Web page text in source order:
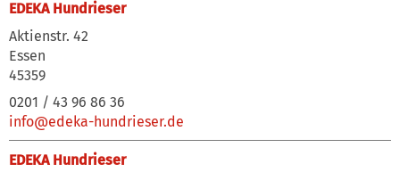
EDEKA Hundrieser
Aktienstr. 42
Essen
45359
0201 / 43 96 86 36
info@edeka-hundrieser.de
EDEKA Hundrieser